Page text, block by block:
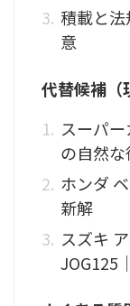
積載と
意
代替候補（
スーパ
の自然な
ホンダ
新解
スズキ
JOG125